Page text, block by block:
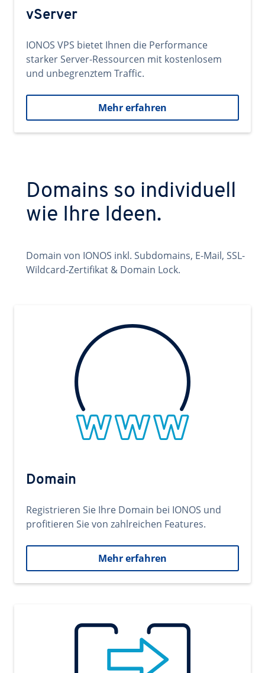
vServer
IONOS VPS bietet Ihnen die Performance
starker Server-Ressourcen mit kostenlosem
und unbegrenztem Traffic.
Mehr erfahren
Domains so individuell
wie Ihre Ideen.
Domain von IONOS inkl. Subdomains, E-Mail, SSL-
Wildcard-Zertifikat & Domain Lock.
Domain
Registrieren Sie Ihre Domain bei IONOS und
profitieren Sie von zahlreichen Features.
Mehr erfahren